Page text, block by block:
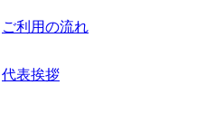
ご利用の流れ
代表挨拶